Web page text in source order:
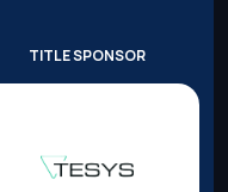
TITLE SPONSOR